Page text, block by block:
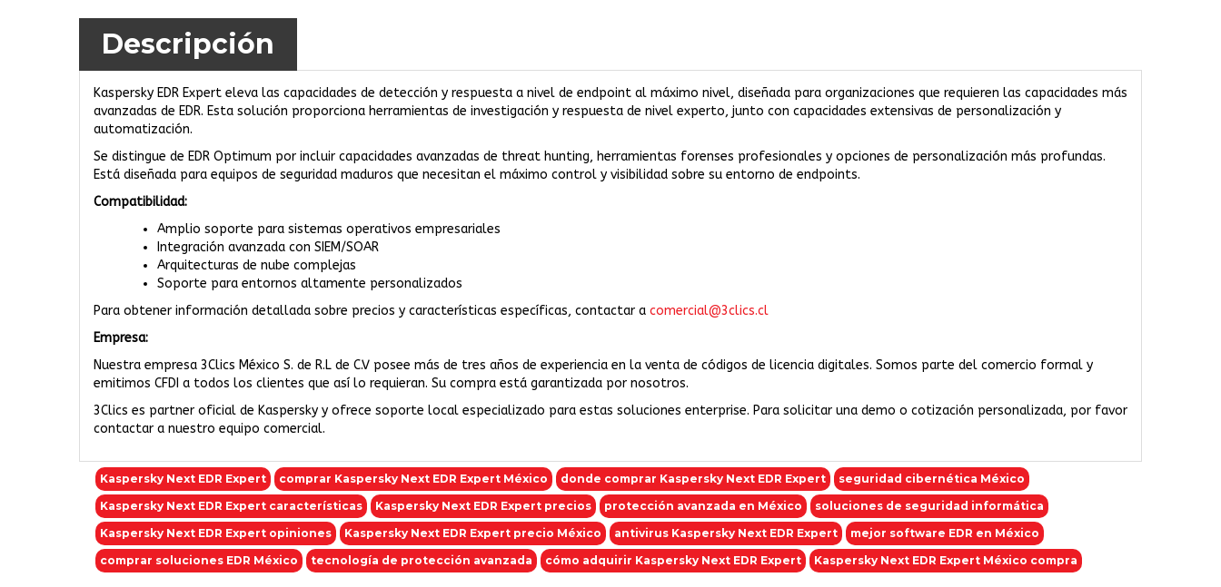
Descripción
Kaspersky EDR Expert eleva las capacidades de detección y respuesta a nivel de endpoint al máximo nivel, diseñada para organizaciones que requieren las capacidades más
avanzadas de EDR. Esta solución proporciona herramientas de investigación y respuesta de nivel experto, junto con capacidades extensivas de personalización y
automatización.
Se distingue de EDR Optimum por incluir capacidades avanzadas de threat hunting, herramientas forenses profesionales y opciones de personalización más profundas.
Está diseñada para equipos de seguridad maduros que necesitan el máximo control y visibilidad sobre su entorno de endpoints.
Compatibilidad:
Amplio soporte para sistemas operativos empresariales
Integración avanzada con SIEM/SOAR
Arquitecturas de nube complejas
Soporte para entornos altamente personalizados
Para obtener información detallada sobre precios y características específicas, contactar a comercial@3clics.cl
Empresa:
Nuestra empresa 3Clics México S. de R.L de C.V posee más de tres años de experiencia en la venta de códigos de licencia digitales. Somos parte del comercio formal y
emitimos CFDI a todos los clientes que así lo requieran. Su compra está garantizada por nosotros.
3Clics es partner oficial de Kaspersky y ofrece soporte local especializado para estas soluciones enterprise. Para solicitar una demo o cotización personalizada, por favor
contactar a nuestro equipo comercial.
Kaspersky Next EDR Expert comprar Kaspersky Next EDR Expert México donde comprar Kaspersky Next EDR Expert
seguridad cibernética México
Kaspersky Next EDR Expert características
Kaspersky Next EDR Expert precios protección avanzada en México
soluciones de seguridad informática
Kaspersky Next EDR Expert opiniones
Kaspersky Next EDR Expert precio México antivirus Kaspersky Next EDR Expert
mejor software EDR en México
comprar soluciones EDR México
tecnología de protección avanzada cómo adquirir Kaspersky Next EDR Expert Kaspersky Next EDR Expert México compra